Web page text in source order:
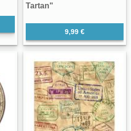
Tartan"
9,99 €